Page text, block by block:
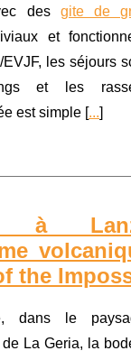
des gite de
et
les séjours
et les
est simple [...]
à
the
dans le
La Geria, la